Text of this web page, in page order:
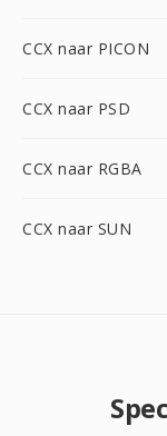
CCX naar PICON
CCX naar PSD
CCX naar RGBA
CCX naar SUN